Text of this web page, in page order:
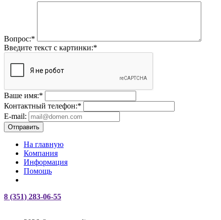
Вопрос:*
Введите текст с картинки:*
Ваше имя:*
Контактный телефон:*
E-mail:
Отправить
На главную
Компания
Информация
Помощь
8 (351) 283-06-55